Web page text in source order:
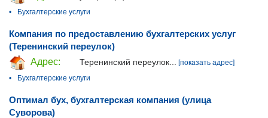
•
Бухгалтерские услуги
Компания по предоставлению бухгалтерских услуг
(Теренинский переулок)
Адрес:
Теренинский переулок...
[показать адрес]
•
Бухгалтерские услуги
Оптимал бух, бухгалтерская компания (улица
Суворова)